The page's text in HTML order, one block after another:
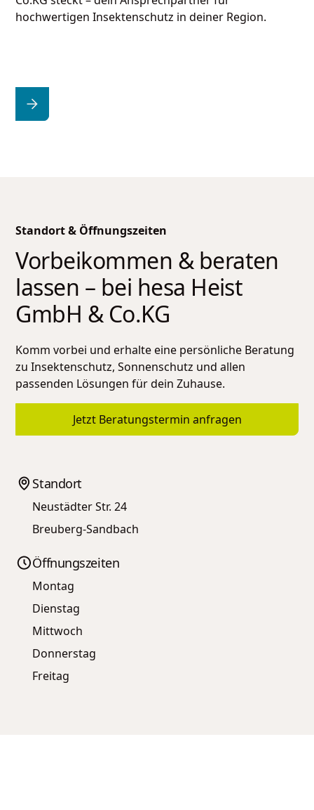
hochwertigen Insektenschutz in deiner Region.
Standort & Öffnungszeiten
Vorbeikommen & beraten
lassen – bei hesa Heist
GmbH & Co.KG
Komm vorbei und erhalte eine persönliche Beratung
zu Insektenschutz, Sonnenschutz und allen
passenden Lösungen für dein Zuhause.
Jetzt Beratungstermin anfragen
Standort
Neustädter Str. 24
Breuberg-Sandbach
Öffnungszeiten
Montag
Dienstag
Mittwoch
Donnerstag
Freitag